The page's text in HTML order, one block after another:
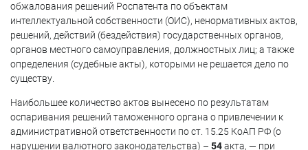
обжалования решений Роспатента по объектам
интеллектуальной собственности (ОИС), ненормативных актов,
решений, действий (бездействия) государственных органов,
органов местного самоуправления, должностных лиц; а также
определения (судебные акты), которыми не решается дело по
существу.
Наибольшее количество актов вынесено по результатам
оспаривания решений таможенного органа о привлечении к
административной ответственности по ст. 15.25 КоАП РФ (о
нарушении валютного законодательства) – 54акта, — при